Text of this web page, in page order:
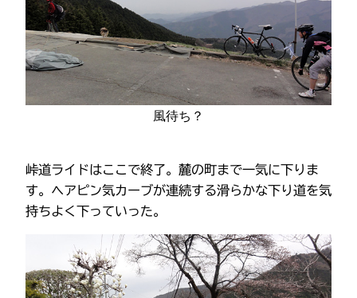
風待ち？
峠道ライドはここで終了。麓の町まで一気に下りま
す。ヘアピン気カーブが連続する滑らかな下り道を気
持ちよく下っていった。